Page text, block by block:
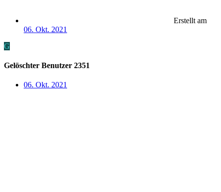
Erstellt am
06. Okt. 2021
G
Gelöschter Benutzer 2351
06. Okt. 2021